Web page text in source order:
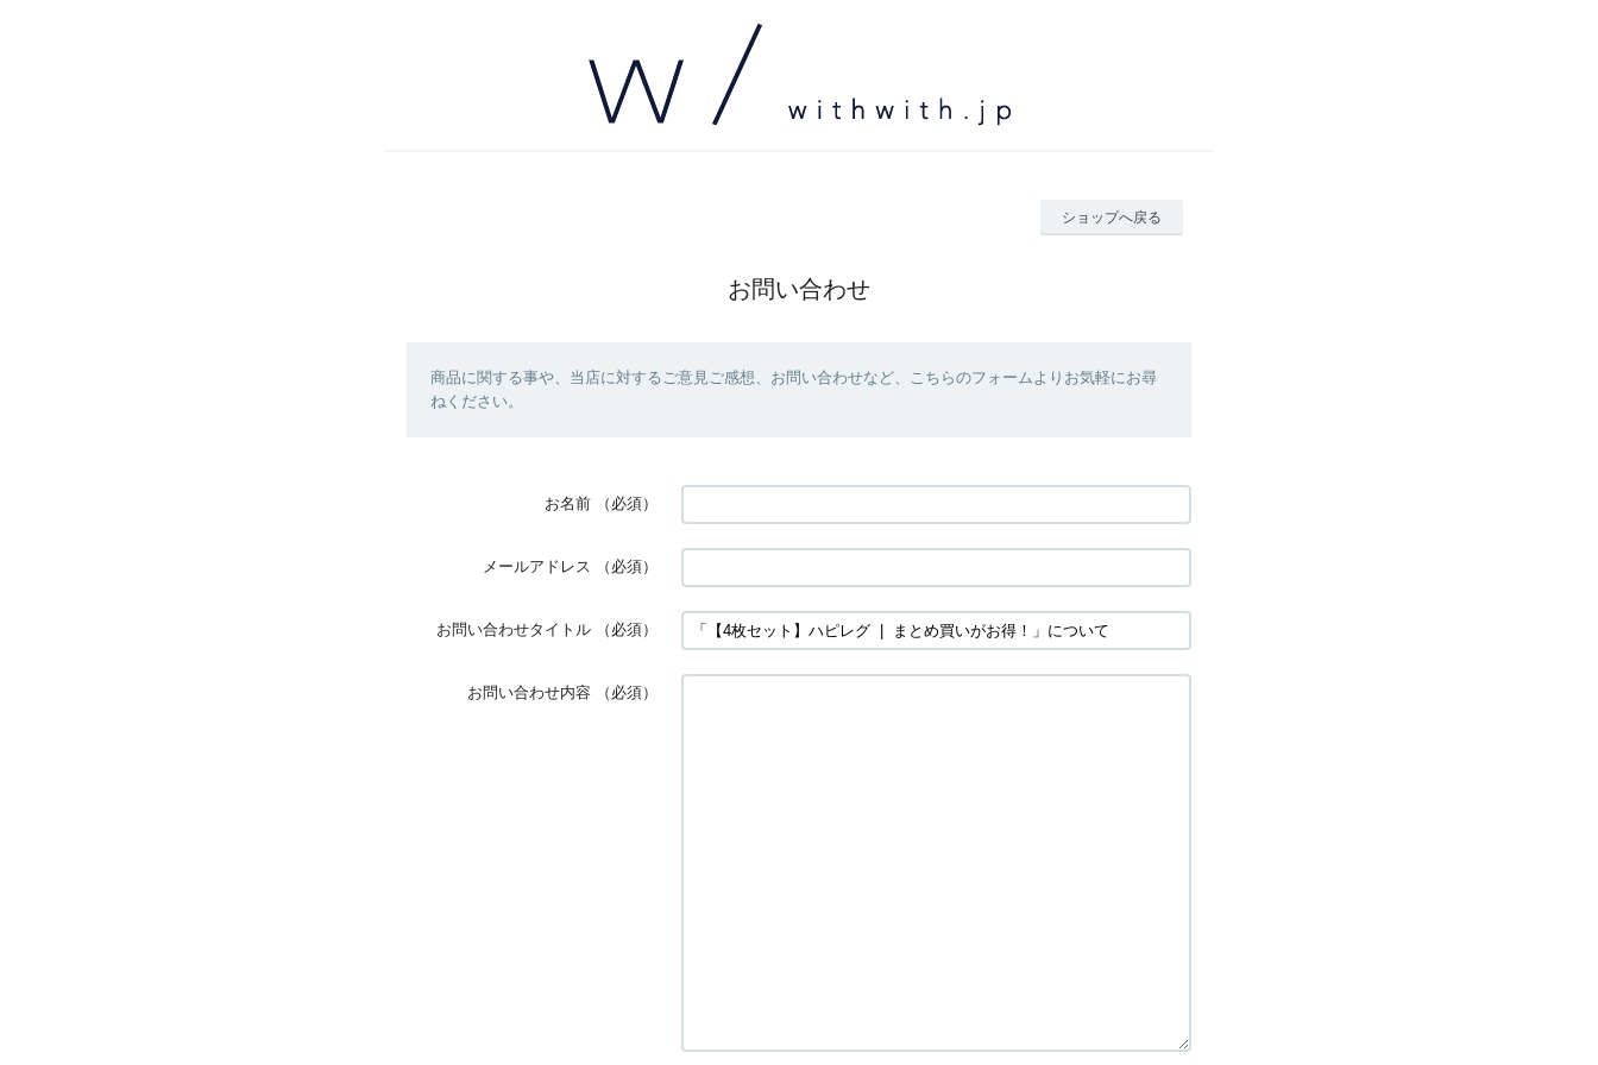
ショップへ戻る
お問い合わせ
商品に関する事や、当店に対するご意見ご感想、お問い合わせなど、こちらのフォームよりお気軽にお尋
ねください。
お名前 （必須）
メールアドレス （必須）
お問い合わせタイトル （必須）
お問い合わせ内容 （必須）